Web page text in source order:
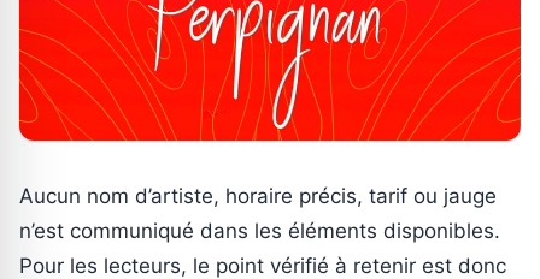
Aucun nom d’artiste, horaire précis, tarif ou jauge
n’est communiqué dans les éléments disponibles.
Pour les lecteurs, le point vérifié à retenir est donc